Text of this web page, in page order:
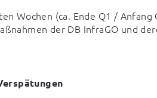
Wochen (ca. Ende Q1 /
der DB InfraGO und